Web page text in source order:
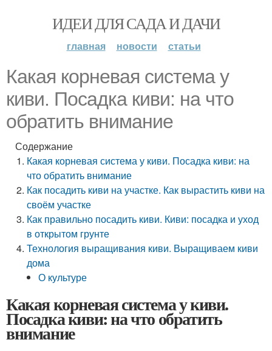
ИДЕИ ДЛЯ САДА И ДАЧИ
главная новости статьи
Какая корневая система у
киви. Посадка киви: на что
обратить внимание
Содержание
Какая корневая система у киви. Посадка киви: на
что обратить внимание
Как посадить киви на участке. Как вырастить киви на
своём участке
Как правильно посадить киви. Киви: посадка и уход
в открытом грунте
Технология выращивания киви. Выращиваем киви
дома
О культуре
Какая корневая система у киви.
Посадка киви: на что обратить
внимание